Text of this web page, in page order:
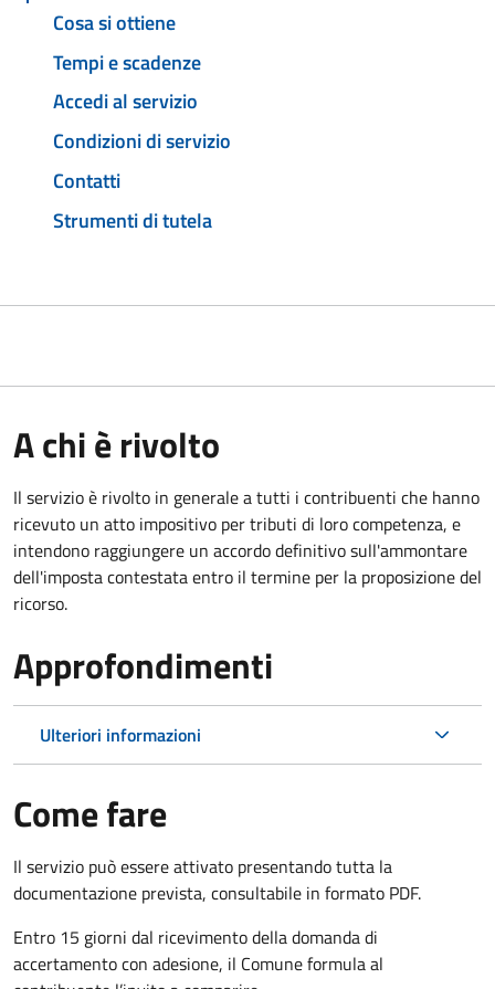
Cosa si ottiene
Tempi e scadenze
Accedi al servizio
Condizioni di servizio
Contatti
Strumenti di tutela
A chi è rivolto
Il servizioè rivolto in generale a tutti i contribuenti che hanno
ricevuto un atto impositivo per tributi di loro competenza, e
intendono raggiungere un accordo definitivo sull'ammontare
dell'imposta contestata entro il termine per la proposizione del
ricorso.
Approfondimenti
Ulteriori informazioni
Come fare
Il servizio può essere attivato presentando tutta la
documentazione prevista, consultabile in formato PDF.
Entro 15 giorni dal ricevimento della domanda di
accertamento con adesione, il Comune formula al